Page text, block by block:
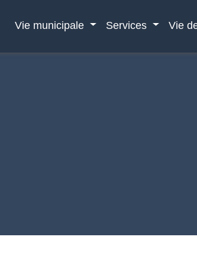
Vie municipale Services Vie